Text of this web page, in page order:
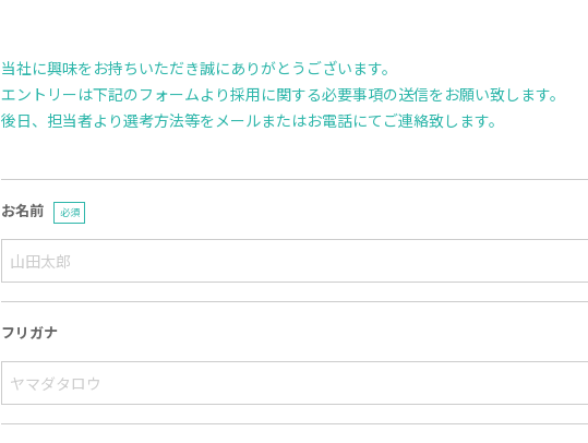
当社に興味をお持ちいただき誠にありがとうございます。
エントリーは下記のフォームより採用に関する必要事項の送信をお願い致します。
後日、担当者より選考方法等をメールまたはお電話にてご連絡致します。
お名前 必須
フリガナ